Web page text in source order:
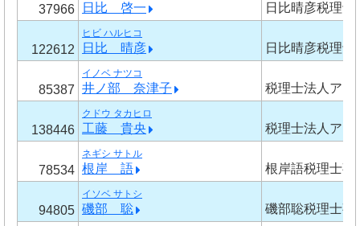
37966 日比 啓一 日比晴彦税理士
122612
ヒビ ハルヒコ
日比 晴彦 日比晴彦税理士
85387
イノベ ナツコ
井ノ部 奈津子 税理士法人アイ
138446
クドウ タカヒロ
工藤 貴央 税理士法人アイ
78534
ネギシ サトル
根岸 語 根岸語税理士事
94805
イソベ サトシ
磯部 聡 磯部聡税理士事